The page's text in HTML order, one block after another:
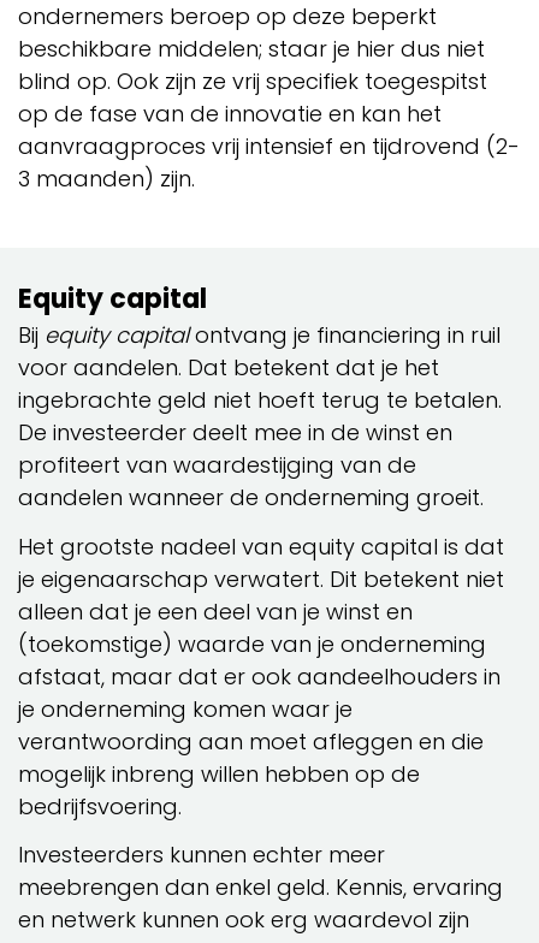
ondernemers beroep op deze beperkt
beschikbare middelen; staar je hier dus niet
blind op. Ook zijn ze vrij specifiek toegespitst
op de fase van de innovatie en kan het
aanvraagproces vrij intensief en tijdrovend (2-
3 maanden) zijn.
Equity capital
Bij equity capitalontvang je financiering in ruil
voor aandelen. Dat betekent dat je het
ingebrachte geld niet hoeft terug te betalen.
De investeerder deelt mee in de winst en
profiteert van waardestijging van de
aandelen wanneer de onderneming groeit.
Het grootste nadeel van equity capital is dat
je eigenaarschap verwatert. Dit betekent niet
alleen dat je een deel van je winst en
(toekomstige) waarde van je onderneming
afstaat, maar dat er ook aandeelhouders in
je onderneming komen waar je
verantwoording aan moet afleggen en die
mogelijk inbreng willen hebben op de
bedrijfsvoering.
Investeerders kunnen echter meer
meebrengen dan enkel geld. Kennis, ervaring
en netwerk kunnen ook erg waardevol zijn